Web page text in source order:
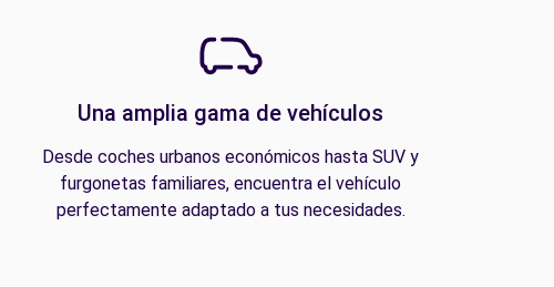
Una amplia gama de vehículos
Desde coches urbanos económicos hasta SUV y
furgonetas familiares, encuentra el vehículo
perfectamente adaptado a tus necesidades.